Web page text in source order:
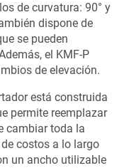
de curvatura: 90° y
dispone de
se pueden
el KMF-P
de elevación.
está construida
permite reemplazar
cambiar toda la
costos a lo largo
un ancho utilizable